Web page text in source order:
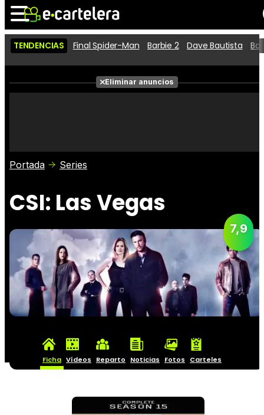
Noticias Cartelera
Películas
Críticas
TENDENCIAS Final Spider-Man Barbie 2 Dave Bautista
Eliminar anuncios
Portada Series
CSI: Las Vegas
7,9
Ficha Vídeos Reparto Noticias Fotos Carteles